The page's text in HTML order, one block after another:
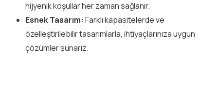
hijyenik koşullar her zaman sağlanır.
Esnek Tasarım: Farklı kapasitelerde ve
özelleştirilebilir tasarımlarla, ihtiyaçlarınıza uygun
çözümler sunarız.